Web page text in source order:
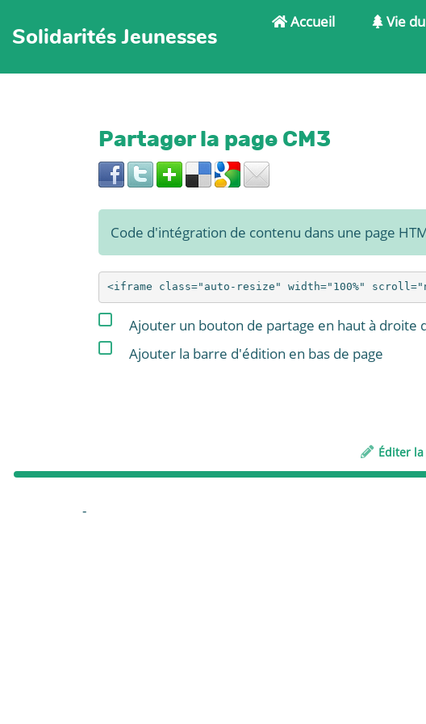
Solidarités Jeunesses
Accueil Vie
Partager la page CM3
Code d'intégration de contenu dans une page
Ajouter un bouton de partage en haut à droite
Ajouter la barre d'édition en bas de page
Éditer
-